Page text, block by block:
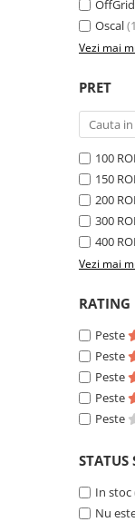
Invertoare
Roboti Pornire
UPS Centrale
Stabilizatoare
Scule si aparate
Instrumente de
Anemometre
Clampmetre
Detectoare
Termometre
Multimetre de Banc
Accesorii
Camere Termice
Osciloscoape
Lichidare stoc
Oscal
Vezi mai
PRET
100
150
200
300
400
Vezi mai
RATING
Peste
Peste
Peste
Peste
Peste
STATUS
In stoc
Nu